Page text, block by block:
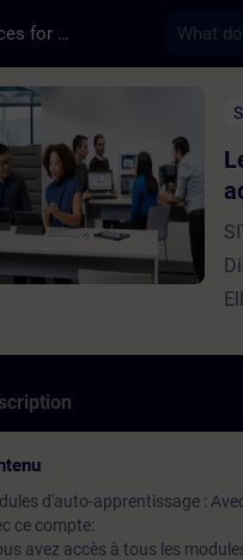
Training Services for Digital Industries
- Learning
d'auto-apprentissage :
ce compte:
avez accès à tous les